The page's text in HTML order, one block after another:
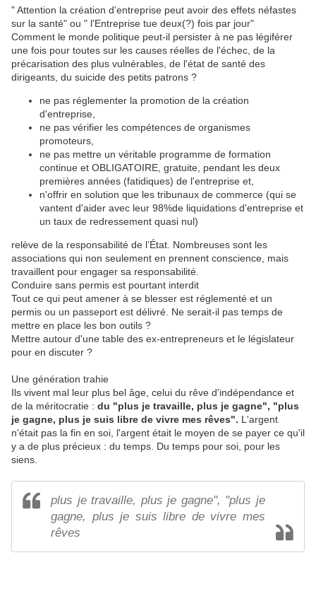
" Attention la création d'entreprise peut avoir des effets néfastes
sur la santé" ou " l'Entreprise tue deux(?) fois par jour"
Comment le monde politique peut-il persister à ne pas légiférer
une fois pour toutes sur les causes réelles de l'échec, de la
précarisation des plus vulnérables, de l'état de santé des
dirigeants, du suicide des petits patrons ?
ne pas réglementer la promotion de la création
d'entreprise,
ne pas vérifier les compétences de organismes
promoteurs,
ne pas mettre un véritable programme de formation
continue et OBLIGATOIRE, gratuite, pendant les deux
premières années (fatidiques) de l'entreprise et,
n'offrir en solution que les tribunaux de commerce (qui se
vantent d'aider avec leur 98%de liquidations d'entreprise et
un taux de redressement quasi nul)
relève de la responsabilité de l’État. Nombreuses sont les
associations qui non seulement en prennent conscience, mais
travaillent pour engager sa responsabilité.
Conduire sans permis est pourtant interdit
Tout ce qui peut amener à se blesser est réglementé et un
permis ou un passeport est délivré. Ne serait-il pas temps de
mettre en place les bon outils ?
Mettre autour d'une table des ex-entrepreneurs et le législateur
pour en discuter ?
Une génération trahie
Ils vivent mal leur plus bel âge, celui du rêve d'indépendance et
de la méritocratie : du "plus je travaille, plus je gagne", "plus
je gagne, plus je suis libre de vivre mes rêves". L'argent
n'était pas la fin en soi, l'argent était le moyen de se payer ce qu'il
y a de plus précieux : du temps. Du temps pour soi, pour les
siens.
plus je travaille, plus je gagne", "plus je
gagne, plus je suis libre de vivre mes
rêves